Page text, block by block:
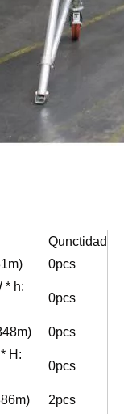
Qunctidad
0pcs
* h:
0pcs
0pcs
H:
0pcs
2pcs